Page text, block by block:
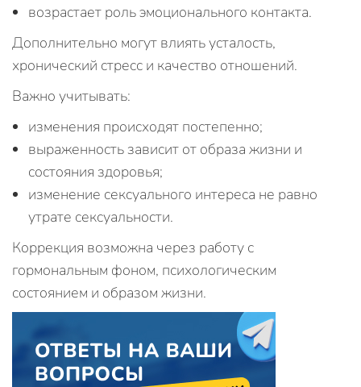
возрастает роль эмоционального контакта.
Дополнительно могут влиять усталость,
хронический стресс и качество отношений.
Важно учитывать:
изменения происходят постепенно;
выраженность зависит от образа жизни и
состояния здоровья;
изменение сексуального интереса не равно
утрате сексуальности.
Коррекция возможна через работу с
гормональным фоном, психологическим
состоянием и образом жизни.